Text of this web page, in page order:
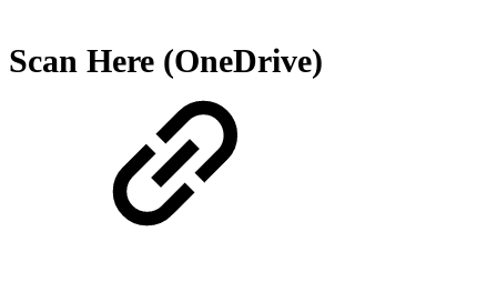
Scan Here (OneDrive)